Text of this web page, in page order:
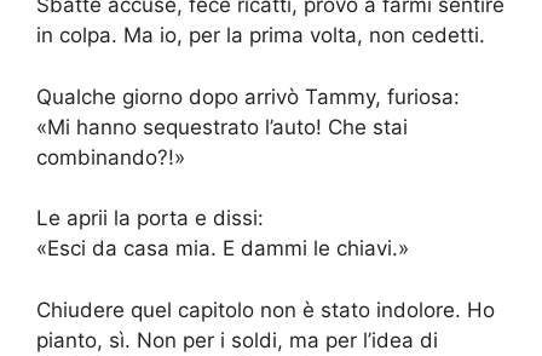
Sbatté accuse, fece ricatti, provò a farmi sentire
in colpa. Ma io, per la prima volta, non cedetti.
Qualche giorno dopo arrivò Tammy, furiosa:
«Mi hanno sequestrato l’auto! Che stai
combinando?!»
Le aprii la porta e dissi:
«Esci da casa mia. E dammi le chiavi.»
Chiudere quel capitolo non è stato indolore. Ho
pianto, sì. Non per i soldi, ma per l’idea di